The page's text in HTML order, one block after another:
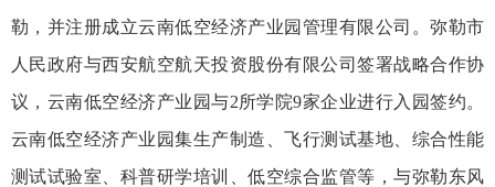
勒，并注册成立云南低空经济产业园管理有限公司。弥勒市
人民政府与西安航空航天投资股份有限公司签署战略合作协
议，云南低空经济产业园与2所学院9家企业进行入园签约。
云南低空经济产业园集生产制造、飞行测试基地、综合性能
测试试验室、科普研学培训、低空综合监管等，与弥勒东风